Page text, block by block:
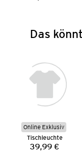
Das
Online Exklusiv
Tischleuchte
Preis:
39,99 €